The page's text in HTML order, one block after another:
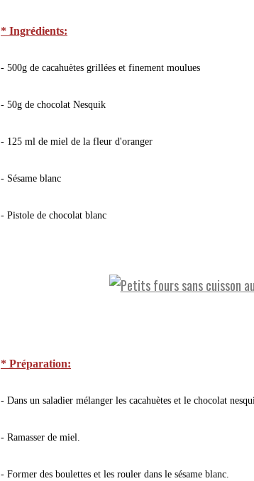
* Ingrédients:
- 500g de cacahuètes grillées et finement moulues
- 50g de chocolat Nesquik
- 125 ml de miel de la fleur d'oranger
- Sésame blanc
- Pistole de chocolat blanc
* Préparation:
- Dans un saladier mélanger les cacahuètes et le chocolat
- Ramasser de miel.
- Former des boulettes et les rouler dans le sésame blanc.